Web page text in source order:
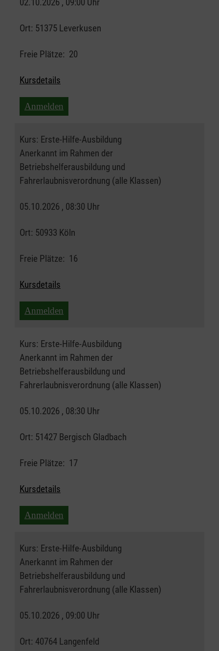
02.10.2026 , 09:00 Uhr
Ort: 51375 Leverkusen
Freie Plätze: 20
Kursdetails
Anmelden
Kurs: Erste-Hilfe-Ausbildung
Anerkannt im Rahmen der
Betriebshelferausbildung und
Fahrerlaubnisverordnung (alle Klassen)
05.10.2026 , 08:30 Uhr
Ort: 50933 Köln
Freie Plätze: 16
Kursdetails
Anmelden
Kurs: Erste-Hilfe-Ausbildung
Anerkannt im Rahmen der
Betriebshelferausbildung und
Fahrerlaubnisverordnung (alle Klassen)
05.10.2026 , 08:30 Uhr
Ort: 51427 Bergisch Gladbach
Freie Plätze: 17
Kursdetails
Anmelden
Kurs: Erste-Hilfe-Ausbildung
Anerkannt im Rahmen der
Betriebshelferausbildung und
Fahrerlaubnisverordnung (alle Klassen)
05.10.2026 , 09:00 Uhr
Ort: 40764 Langenfeld